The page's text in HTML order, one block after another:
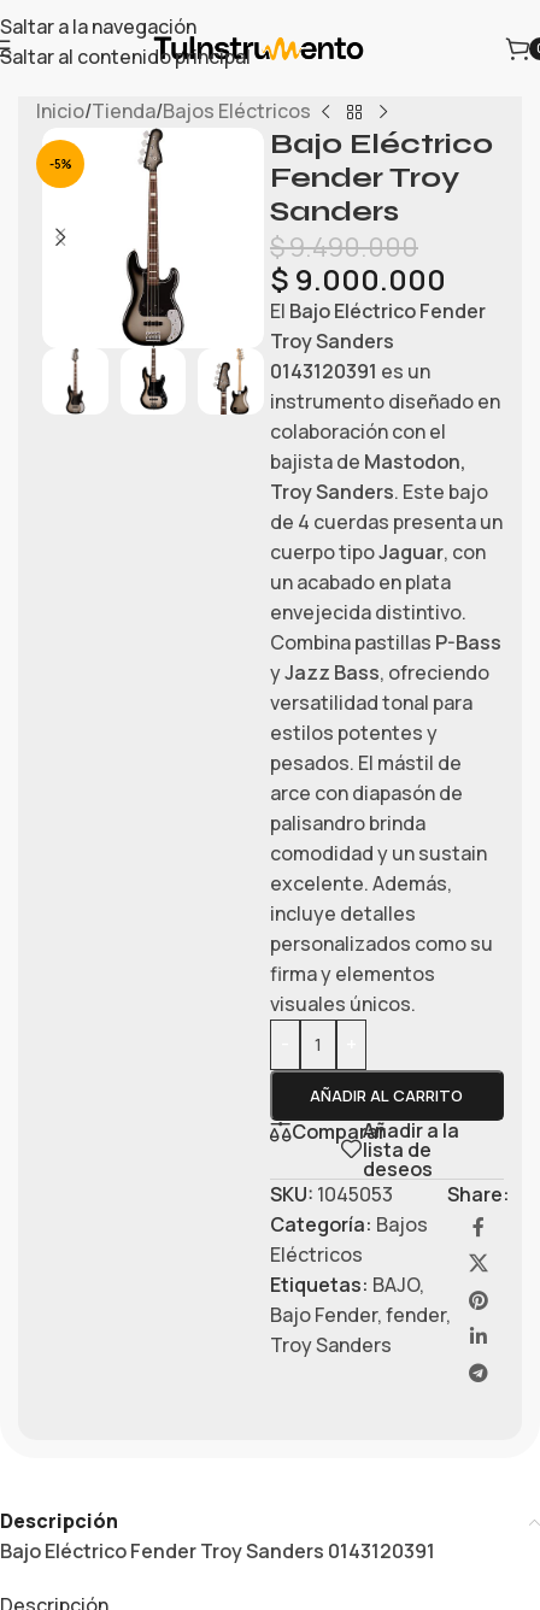
Saltar a la navegación
Saltar al contenido principal
Inicio/Tienda/Bajos Eléctricos
-5%
Bajo Eléctrico
Fender Troy
Sanders
$9.490.000
$ 9.000.000
El Bajo Eléctrico Fender
Troy Sanders
0143120391 es un
instrumento diseñado en
colaboración con el
bajista de Mastodon,
Troy Sanders. Este bajo
de 4 cuerdas presenta un
cuerpo tipoJaguar, con
un acabado en plata
envejecida distintivo.
Combina pastillas P-Bass
yJazz Bass, ofreciendo
versatilidad tonal para
estilos potentes y
pesados. El mástil de
arce con diapasón de
palisandro brinda
comodidad y un sustain
excelente. Además,
incluye detalles
personalizados como su
firma y elementos
visuales únicos.
AÑADIR AL CARRITO
CompararAñadir a la
lista de
deseos
SKU: 1045053
Categoría: Bajos
Eléctricos
Etiquetas: BAJO,
Bajo Fender,fender,
Troy Sanders
Share:
Descripción
Bajo Eléctrico Fender Troy Sanders 0143120391